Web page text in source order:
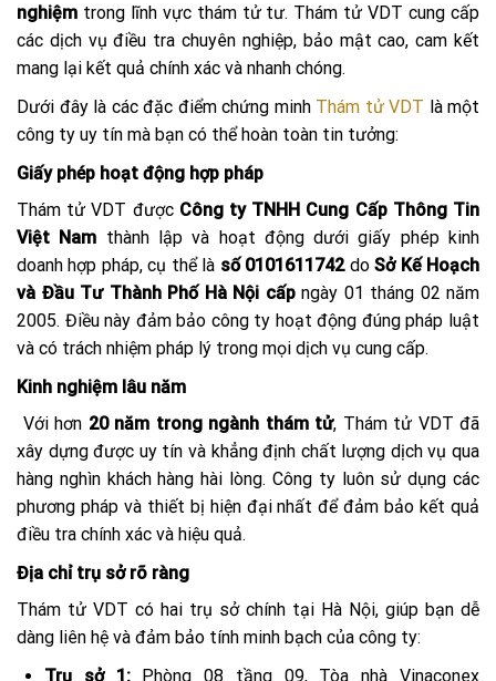
nghiệm trong lĩnh vực thám tử tư. Thám tử VDT cung cấp
các dịch vụ điều tra chuyên nghiệp, bảo mật cao, cam kết
mang lại kết quả chính xác và nhanh chóng.
Dưới đây là các đặc điểm chứng minh Thám tử VDT là một
công ty uy tín mà bạn có thể hoàn toàn tin tưởng:
Giấy phép hoạt động hợp pháp
Thám tử VDT được Công ty TNHH Cung Cấp Thông Tin
Việt Nam thành lập và hoạt động dưới giấy phép kinh
doanh hợp pháp, cụ thể là số 0101611742doSở Kế Hoạch
và Đầu Tư Thành Phố Hà Nội cấpngày 01 tháng 02 năm
2005. Điều này đảm bảo công ty hoạt động đúng pháp luật
và có trách nhiệm pháp lý trong mọi dịch vụ cung cấp.
Kinh nghiệm lâu năm
Với hơn 20 năm trong ngành thám tử, Thám tử VDT đã
xây dựng được uy tín và khẳng định chất lượng dịch vụ qua
hàng nghìn khách hàng hài lòng. Công ty luôn sử dụng các
phương pháp và thiết bị hiện đại nhất để đảm bảo kết quả
điều tra chính xác và hiệu quả.
Địa chỉ trụ sở rõ ràng
Thám tử VDT có hai trụ sở chính tại Hà Nội, giúp bạn dễ
dàng liên hệ và đảm bảo tính minh bạch của công ty:
Trụ sở 1:Phòng 08 tầng 09, Tòa nhà Vinaconex